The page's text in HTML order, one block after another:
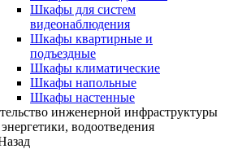
Шкафы для систем
видеонаблюдения
Шкафы квартирные и
подъездные
Шкафы климатические
Шкафы напольные
Шкафы настенные
инженерной инфраструктуры
энергетики, водоотведения